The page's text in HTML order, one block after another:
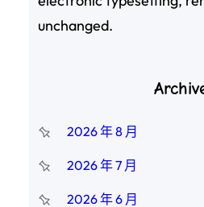
unchanged.
2026 年 8 月
2026 年 7 月
2026 年 6 月